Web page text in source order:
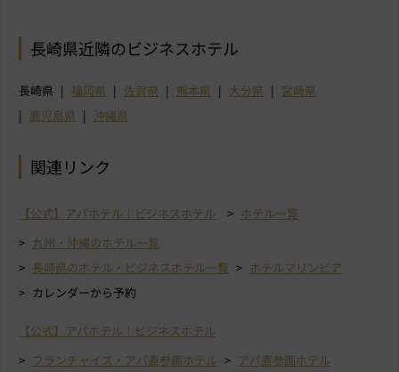
長崎県近隣のビジネスホテル
長崎県 福岡県 佐賀県 熊本県 大分県
宮崎県
鹿児島県
沖縄県
関連リンク
【公式】アパホテル｜ビジネスホテル
ホテル一覧
九州・沖縄のホテル一覧
長崎県のホテル・ビジネスホテル一覧
ホテルマリンピア
カレンダーから予約
【公式】アパホテル｜ビジネスホテル
フランチャイズ・アパ直参画ホテル
アパ直参画ホテル